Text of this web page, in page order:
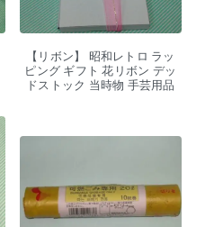
【リボン】 昭和レトロ ラッ
ピング ギフト 花リボン デッ
ドストック 当時物 手芸用品